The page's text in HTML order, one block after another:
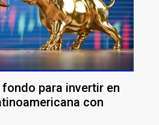
para invertir en
con